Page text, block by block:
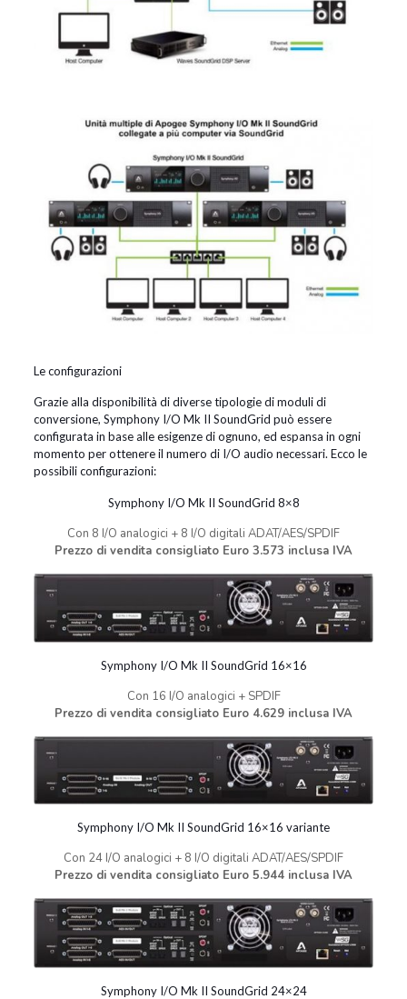
Le configurazioni
Grazie alla disponibilità di diverse tipologie di moduli di
conversione, Symphony I/O Mk II SoundGrid può essere
configurata in base alle esigenze di ognuno, ed espansa in ogni
momento per ottenere il numero di I/O audio necessari. Ecco le
possibili configurazioni:
Symphony I/O Mk II SoundGrid 8×8
Con 8 I/O analogici + 8 I/O digitali ADAT/AES/SPDIF
Prezzo di vendita consigliato Euro 3.573 inclusa IVA
Symphony I/O Mk II SoundGrid 16×16
Con 16 I/O analogici + SPDIF
Prezzo di vendita consigliato Euro 4.629 inclusa IVA
Symphony I/O Mk II SoundGrid 16×16 variante
Con 24 I/O analogici + 8 I/O digitali ADAT/AES/SPDIF
Prezzo di vendita consigliato Euro 5.944 inclusa IVA
Symphony I/O Mk II SoundGrid 24×24